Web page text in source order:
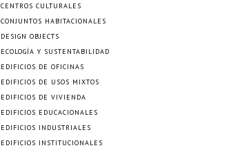
CENTROS CULTURALES
CONJUNTOS HABITACIONALES
DESIGN OBJECTS
ECOLOGÍA Y SUSTENTABILIDAD
EDIFICIOS DE OFICINAS
EDIFICIOS DE USOS MIXTOS
EDIFICIOS DE VIVIENDA
EDIFICIOS EDUCACIONALES
EDIFICIOS INDUSTRIALES
EDIFICIOS INSTITUCIONALES